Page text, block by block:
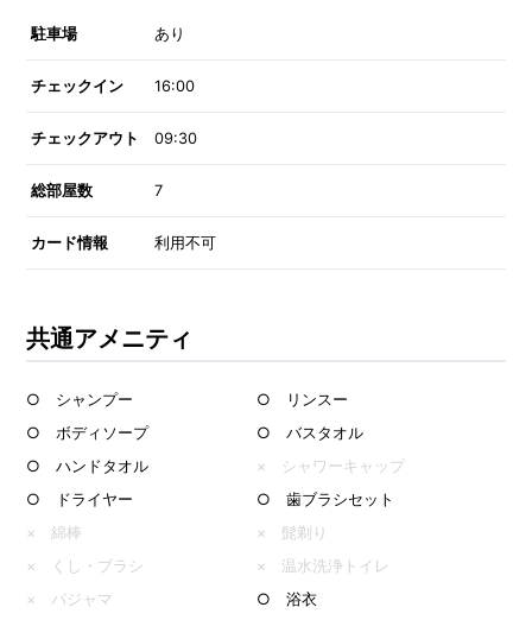
駐車場 あり
チェックイン 16:00
チェックアウト 09:30
総部屋数 7
カード情報 利用不可
共通アメニティ
○ シャンプー
○ リンスー
○ ボディソープ
○ バスタオル
○ ハンドタオル
× シャワーキャップ
○ ドライヤー
○ 歯ブラシセット
× 綿棒
× 髭剃り
× くし・ブラシ
× 温水洗浄トイレ
× パジャマ
○ 浴衣